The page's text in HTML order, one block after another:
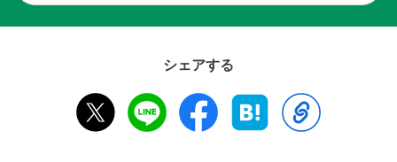
シェアする